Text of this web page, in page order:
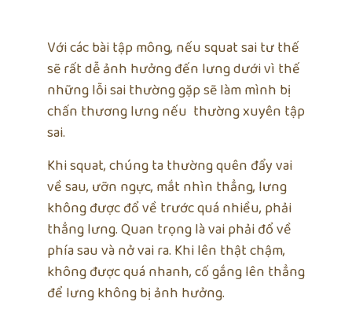
Với các bài tập mông, nếu squat sai tư thế
sẽ rất dễ ảnh hưởng đến lưng dưới vì thế
những lỗi sai thường gặp sẽ làm mình bị
chấn thương lưng nếu thường xuyên tập
sai.
Khi squat, chúng ta thường quên đẩy vai
về sau, ưỡn ngực, mắt nhìn thẳng, lưng
không được đổ về trước quá nhiều, phải
thẳng lưng. Quan trọng là vai phải đổ về
phía sau và nở vai ra. Khi lên thật chậm,
không được quá nhanh, cố gắng lên thẳng
để lưng không bị ảnh hưởng.